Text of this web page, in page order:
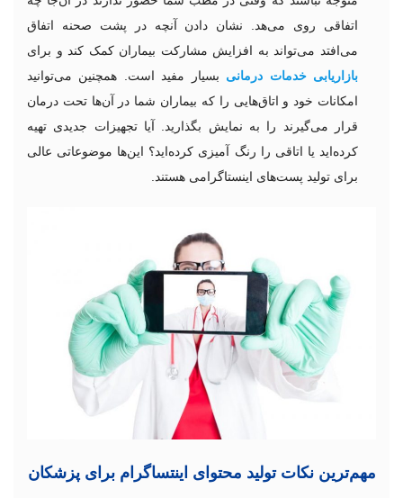
اتفاقی روی می‌هد. نشان دادن آنچه در پشت صحنه اتفاق
می‌افتد می‌تواند به افزایش مشارکت بیماران کمک کند و برای
بازاریابی خدمات درمانی بسیار مفید است. همچنین می‌توانید
امکانات خود و اتاق‌هایی را که بیماران شما در آن‌ها تحت درمان
قرار می‌گیرند را به نمایش بگذارید. آیا تجهیزات جدیدی تهیه
کرده‌اید یا اتاقی را رنگ آمیزی کرده‌اید؟ این‌ها موضوعاتی عالی
برای تولید پست‌های اینستاگرامی هستند.
مهم‌ترین نکات تولید محتوای اینتساگرام برای پزشکان